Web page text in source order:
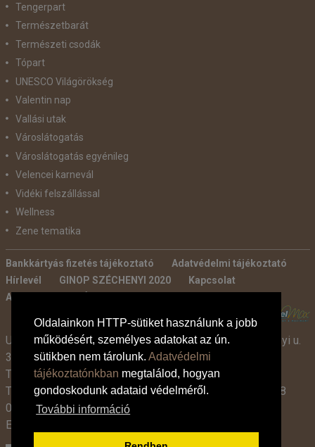
Oldalainkon HTTP-sütiket használunk a jobb
működésért, személyes adatokat az ún.
sütikben nem tárolunk. Adatvédelmi
tájékoztatónkban megtalálod, hogyan
gondoskodunk adataid védelméről.
További információ
Tengerpart
Természetbarát
Természeti csodák
Tópart
UNESCO Világörökség
Valentin nap
Vallási utak
Városlátogatás
Városlátogatás egyénileg
Velencei karnevál
Vidéki felszállással
Wellness
Zene tematika
Bankkártyás fizetés tájékoztató
Adatvédelmi tájékoztató
Hírlevél
GINOP SZÉCHENYI 2020
Kapcsolat
Ajánlatkérés
Utazási Iroda -TdM Travel Tours Kft. 2600 Vác, Széchenyi u.
3-7.
Tel:
+36 30 331 3359
Tel:
+36 27 319 381, 319 382 (09:00-17:00-ig),
+36 1 408
0134 (09:00-15:00-ig)
E-mail: